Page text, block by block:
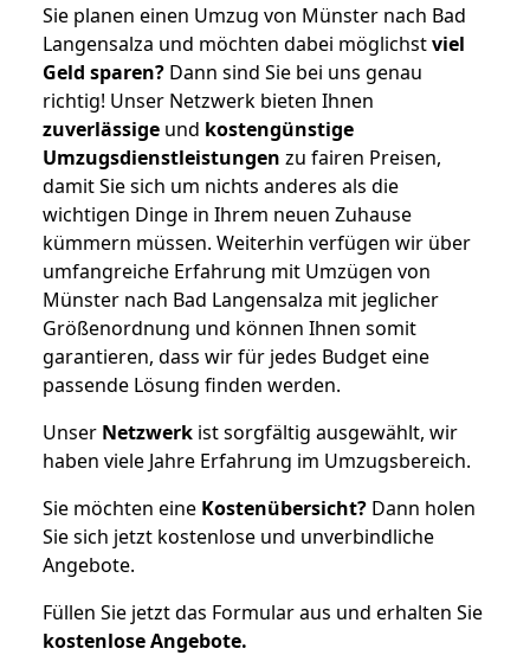
Sie planen einen Umzug von Münster nach Bad
Langensalza und möchten dabei möglichstviel
Geld sparen? Dann sind Sie bei uns genau
richtig! Unser Netzwerk bieten Ihnen
zuverlässige und kostengünstige
Umzugsdienstleistungen zu fairen Preisen,
damit Sie sich um nichts anderes als die
wichtigen Dinge in Ihrem neuen Zuhause
kümmern müssen. Weiterhin verfügen wir über
umfangreiche Erfahrung mit Umzügen von
Münster nach Bad Langensalza mit jeglicher
Größenordnung und können Ihnen somit
garantieren, dass wir für jedes Budget eine
passende Lösung finden werden.
Unser Netzwerk ist sorgfältig ausgewählt, wir
haben viele Jahre Erfahrung im Umzugsbereich.
Sie möchten eine Kostenübersicht? Dann holen
Sie sich jetzt kostenlose und unverbindliche
Angebote.
Füllen Sie jetzt das Formular aus und erhalten Sie
kostenloseAngebote.